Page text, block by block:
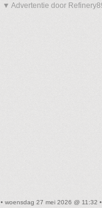
▼ Advertentie door
• woensdag 27 mei 2026 @ 11:32